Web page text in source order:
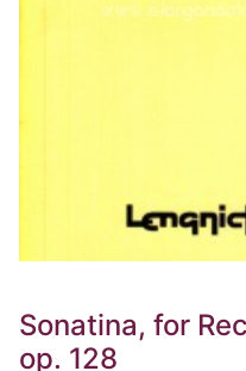
Sonatina, for
op. 128